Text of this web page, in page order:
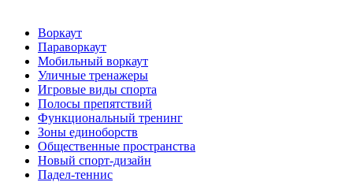
Воркаут
Параворкаут
Мобильный воркаут
Уличные тренажеры
Игровые виды спорта
Полосы препятствий
Функциональный тренинг
Зоны единоборств
Общественные пространства
Новый спорт-дизайн
Падел-теннис